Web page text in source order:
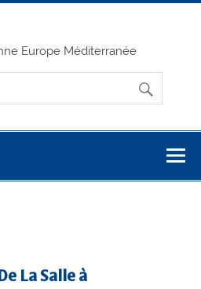
Europe Méditerranée
La Salle à